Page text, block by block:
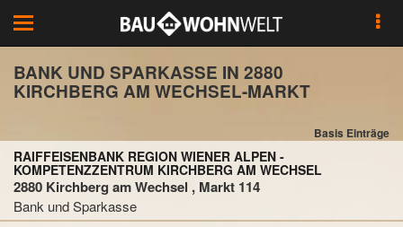
Toggle
navigation
BANK UND SPARKASSE IN 2880
KIRCHBERG AM WECHSEL-MARKT
Basis Einträge
RAIFFEISENBANK REGION WIENER ALPEN -
KOMPETENZZENTRUM KIRCHBERG AM WECHSEL
2880 Kirchberg am Wechsel , Markt 114
Bank und Sparkasse